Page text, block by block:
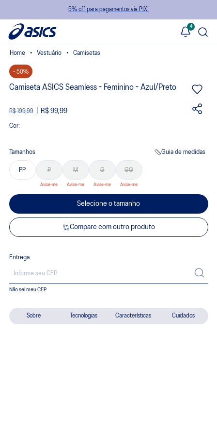
5% off para pagamentos via PIX!
4
Sobre Tecnologias Características Cuidados
Vestuário Camisetas
- 50%
Camiseta ASICS Seamless - Feminino - Azul/Preto
R$ 199,99 R$ 99,99
Cor:
Tamanhos Guia de medidas
PP P M G GG
Selecione o tamanho
Compare com outro produto
Entrega
Não sei meu CEP